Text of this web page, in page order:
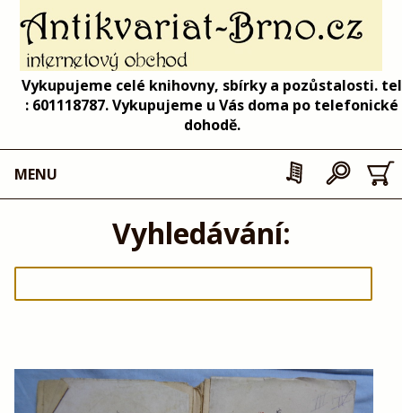
Vykupujeme celé knihovny, sbírky a pozůstalosti. tel
: 601118787. Vykupujeme u Vás doma po telefonické
dohodě.
MENU
Vyhledávání: